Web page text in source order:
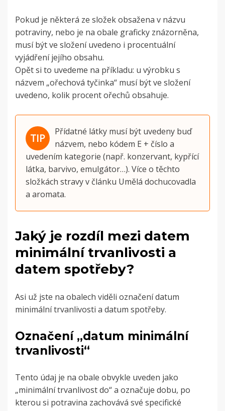
Pokud je některá ze složek obsažena v názvu
potraviny, nebo je na obale graficky znázorněna,
musí být ve složení uvedeno i procentuální
vyjádření jejího obsahu.
Opět si to uvedeme na příkladu: u výrobku s
názvem „ořechová tyčinka“ musí být ve složení
uvedeno, kolik procent ořechů obsahuje.
Přídatné látky musí být uvedeny buď
názvem, nebo kódem E + číslo a
uvedením kategorie (např. konzervant, kypřící
látka, barvivo, emulgátor…). Více o těchto
složkách stravy v článku Umělá dochucovadla
a aromata.
Jaký je rozdíl mezi datem
minimální trvanlivosti a
datem spotřeby?
Asi už jste na obalech viděli označení datum
minimální trvanlivosti a datum spotřeby.
Označení „datum minimální
trvanlivosti“
Tento údaj je na obale obvykle uveden jako
„minimální trvanlivost do“ a označuje dobu, po
kterou si potravina zachovává své specifické